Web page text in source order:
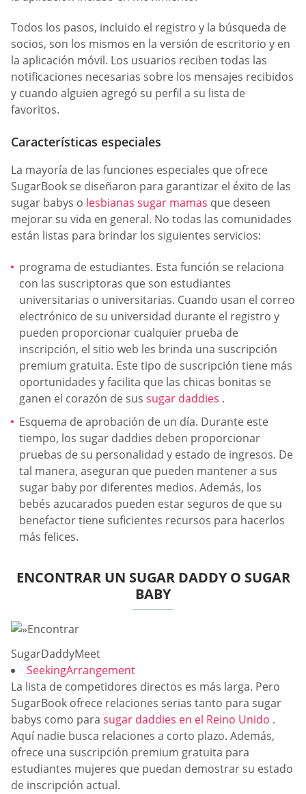
Todos los pasos, incluido el registro y la búsqueda de
socios, son los mismos en la versión de escritorio y en
la aplicación móvil. Los usuarios reciben todas las
notificaciones necesarias sobre los mensajes recibidos
y cuando alguien agregó su perfil a su lista de
favoritos.
Características especiales
La mayoría de las funciones especiales que ofrece
SugarBook se diseñaron para garantizar el éxito de las
sugar babys o lesbianas sugar mamas que deseen
mejorar su vida en general. No todas las comunidades
están listas para brindar los siguientes servicios:
programa de estudiantes. Esta función se relaciona
con las suscriptoras que son estudiantes
universitarias o universitarias. Cuando usan el correo
electrónico de su universidad durante el registro y
pueden proporcionar cualquier prueba de
inscripción, el sitio web les brinda una suscripción
premium gratuita. Este tipo de suscripción tiene más
oportunidades y facilita que las chicas bonitas se
ganen el corazón de sus sugar daddies .
Esquema de aprobación de un día. Durante este
tiempo, los sugar daddies deben proporcionar
pruebas de su personalidad y estado de ingresos. De
tal manera, aseguran que pueden mantener a sus
sugar baby por diferentes medios. Además, los
bebés azucarados pueden estar seguros de que su
benefactor tiene suficientes recursos para hacerlos
más felices.
ENCONTRAR UN SUGAR DADDY O SUGAR
BABY
SugarDaddyMeet
SeekingArrangement
La lista de competidores directos es más larga. Pero
SugarBook ofrece relaciones serias tanto para sugar
babys como para sugar daddies en el Reino Unido .
Aquí nadie busca relaciones a corto plazo. Además,
ofrece una suscripción premium gratuita para
estudiantes mujeres que puedan demostrar su estado
de inscripción actual.